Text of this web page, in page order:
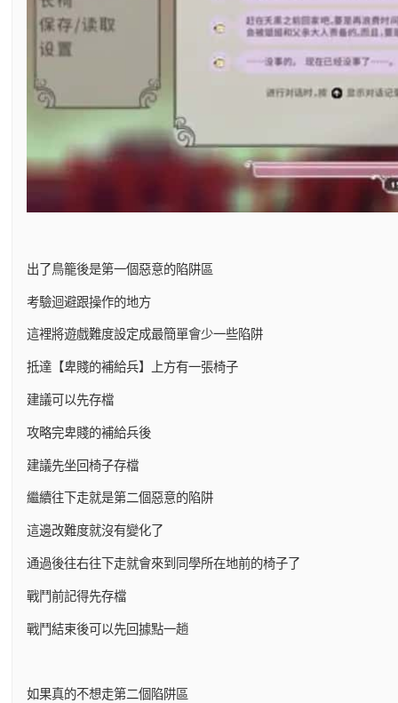
出了鳥籠後是第一個惡意的陷阱區
考驗迴避跟操作的地方
這裡將遊戲難度設定成最簡單會少一些陷阱
抵達【卑賤的補給兵】上方有一張椅子
建議可以先存檔
攻略完卑賤的補給兵後
建議先坐回椅子存檔
繼續往下走就是第二個惡意的陷阱
這邊改難度就沒有變化了
通過後往右往下走就會來到同學所在地前的椅子了
戰鬥前記得先存檔
戰鬥結束後可以先回據點一趟
如果真的不想走第二個陷阱區